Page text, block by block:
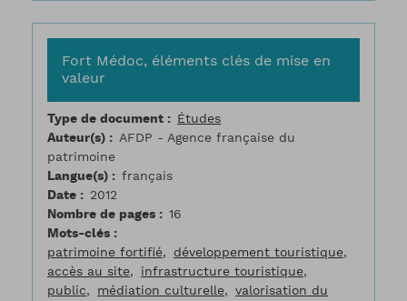
Fort Médoc, éléments clés de mise en
valeur
Type de document
Études
Auteur(s)
AFDP - Agence française du
patrimoine
Langue(s)
français
Date
2012
Nombre de pages
16
Mots-clés
patrimoine fortifié
développement touristique
accès au site
infrastructure touristique
public
médiation culturelle
valorisation du